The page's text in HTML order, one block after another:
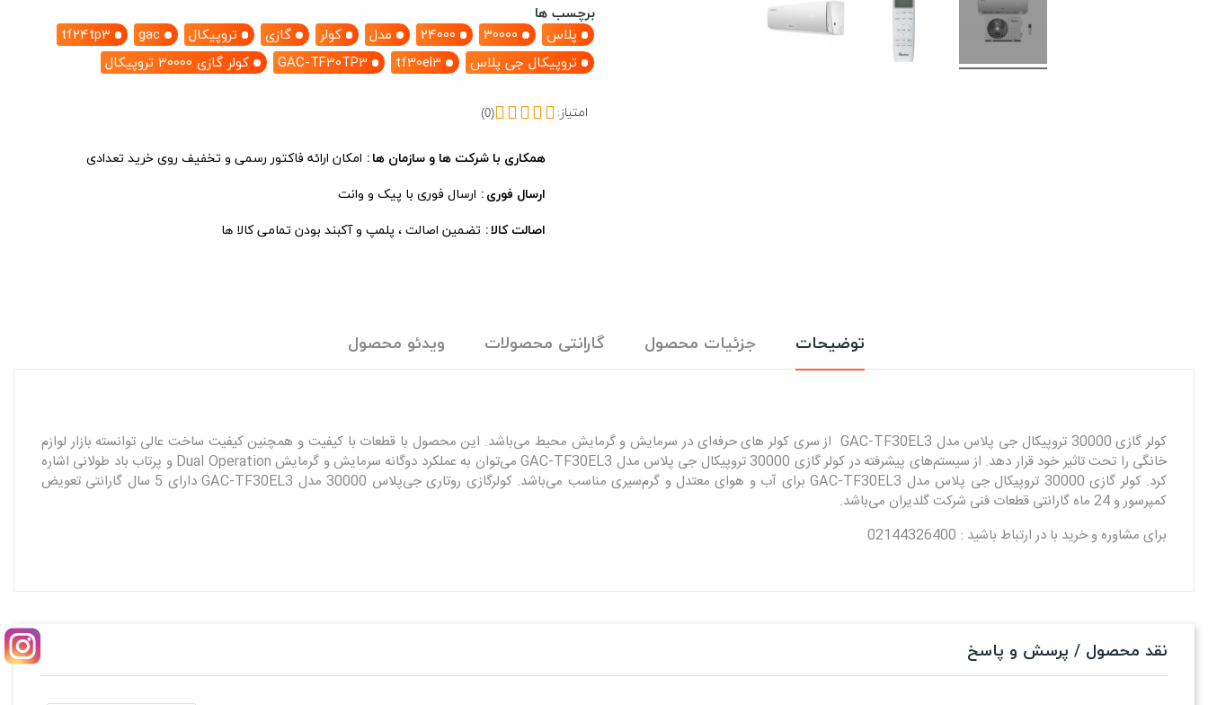
برچسب ها
پلاس
30000
24000 مدل کولر گازی تروپیکال gac
tf24tp3
تروپیکال جی پلاس
tf30el3
GAC-TF30TP3 کولر گازی 30000 تروپیکال
امتیاز: (0)
همکاری با شرکت ها و سازمان ها امکان ارائه فاکتور رسمی و تخفیف روی خرید تعدادی
ارسال فوری ارسال فوری با پیک و وانت
اصالت کالا تضمین اصالت ، پلمپ و آکبند بودن تمامی کالا ها
توضیحات جزئیات محصول گارانتی محصولات ویدئو محصول
کولر گازی 30000 تروپیکال جی پلاس مدل GAC-TF30EL3 از سری کولر های حرفه‌ای در سرمایش و گرمایش محیط می‌باشد. این محصول با قطعات با کیفیت و همچنین کیفیت ساخت عالی توانسته بازار لوازم
خانگی را تحت تاثیر خود قرار دهد. از سیستم‌های پیشرفته در کولر گازی 30000 تروپیکال جی پلاس مدل GAC-TF30EL3 می‌توان به عملکرد دوگانه سرمایش و گرمایش Dual Operation و پرتاب باد طولانی اشاره
کرد. کولر گازی 30000 تروپیکال جی پلاس مدل GAC-TF30EL3 برای آب و هوای معتدل و گرم‌سیری مناسب می‌باشد. کولرگازی روتاری جی‌پلاس 30000 مدل GAC-TF30EL3 دارای 5 سال گارانتی تعویض
كمپرسور و 24 ماه گارانتی قطعات فنی شرکت گلدیران می‌باشد.
برای مشاوره و خرید با در ارتباط باشید : 02144326400
نقد محصول / پرسش و پاسخ